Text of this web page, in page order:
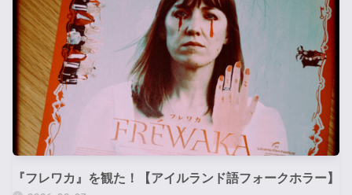
『フレワカ』を観た！【アイルランド語フォークホラー】